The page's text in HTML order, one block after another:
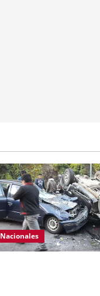
Nacionales